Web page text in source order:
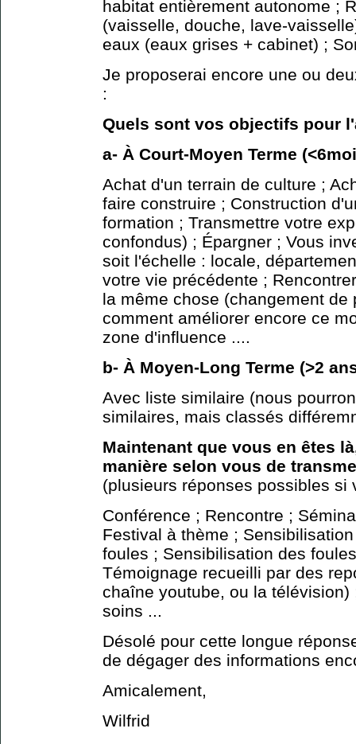
habitat entièrement autonome ;
(vaisselle, douche, lave-
eaux (eaux grises + cabinet) ;
Je proposerai encore une ou
:
Quels sont vos objectifs pour
a- À Court-Moyen Terme
Achat d'un terrain de culture ;
faire construire ; Construction
formation ; Transmettre votre
confondus) ; Épargner ; Vous
soit l'échelle : locale,
votre vie précédente ;
la même chose (changement de
comment améliorer encore ce
zone d'influence ....
b- À Moyen-Long Terme (>2
Avec liste similaire (nous
similaires, mais classés
Maintenant que vous en êtes
manière selon vous de
(plusieurs réponses possibles si
Conférence ; Rencontre ;
Festival à thème ;
foules ; Sensibilisation des
Témoignage recueilli par des
chaîne youtube, ou la
soins ...
Désolé pour cette longue
de dégager des informations
Amicalement,
Wilfrid